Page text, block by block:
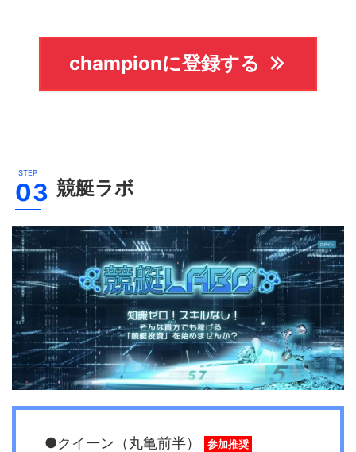
championに登録する
競艇ラボ
●クイーン（丸亀前半） 参加推奨